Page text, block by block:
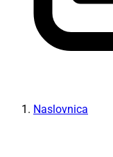
Naslovnica